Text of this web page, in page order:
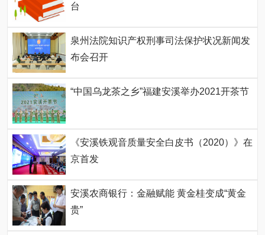
台
泉州法院知识产权刑事司法保护状况新闻发
布会召开
“中国乌龙茶之乡”福建安溪举办2021开茶节
《安溪铁观音质量安全白皮书（2020）》在
京首发
安溪农商银行：金融赋能 黄金桂变成“黄金
贵”